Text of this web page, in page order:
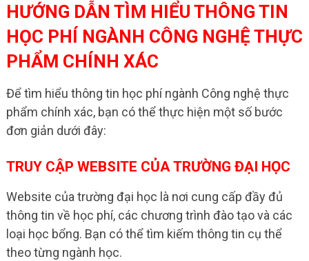
HƯỚNG DẪN TÌM HIỂU THÔNG TIN
HỌC PHÍ NGÀNH CÔNG NGHỆ THỰC
PHẨM CHÍNH XÁC
Để tìm hiểu thông tin học phí ngành Công nghệ thực
phẩm chính xác, bạn có thể thực hiện một số bước
đơn giản dưới đây:
TRUY CẬP WEBSITE CỦA TRƯỜNG ĐẠI HỌC
Website của trường đại học là nơi cung cấp đầy đủ
thông tin về học phí, các chương trình đào tạo và các
loại học bổng. Bạn có thể tìm kiếm thông tin cụ thể
theo từng ngành học.